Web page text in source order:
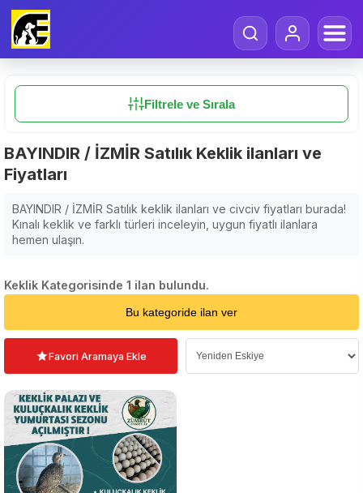
Filtrele ve Sırala
BAYINDIR / İZMİR Satılık Keklik ilanları ve
Fiyatları
BAYINDIR / İZMİR Satılık keklik ilanları ve civciv fiyatları burada!
Kınalı keklik ve farklı türleri inceleyin, uygun fiyatlı ilanlara
hemen ulaşın.
Keklik Kategorisinde 1 ilan bulundu.
Bu kategoride ilan ver
Favori Aramaya Ekle